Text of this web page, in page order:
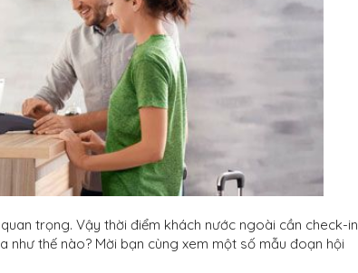
trọng. Vậy thời điểm khách nước ngoài cần check-in
thế nào? Mời bạn cùng xem một số mẫu đoạn hội